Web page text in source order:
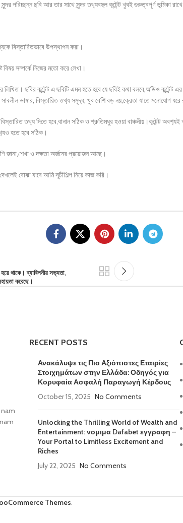
পরিচ্ছন্ন ছবি আর তার সাথে সুন্দর তথ‍্যবহুল কন্টেন্ট খুবই গুরুত্বপূর্ণ ভূমিকা
বিস্তারিতভাবে উপস্থাপন করা।
সম্পর্কে নিজের মতো করে লেখা।
লিখিত। ছবির কন্টেন্ট এ ছবিটি এমন হতে হবে যে ছবিই কথা বলবে,অডিও
ভাষার, বিস্তারিত তথ‍্য সমৃদ্ধ, খুব বেশি বড় নয়,ক্রেতা যাতে মনোযোগ ধরে
বিস্তারিত তথ‍্য দিতে হবে,বানান সঠিক ও শ্রুতিমধুর হওয়া বাঞ্চনীয়।কন্টেন্ট
হতে হবে সঠিক।
জানা,শেখা ও দক্ষতা অর্জনের প্রয়োজন আছে।
বোঝা যাবে আমি সূচীশিল্প নিয়ে কাজ করি।
হয়ে থাকে। ব্যাবিলনীয় সভ্যতা,
করেছে।
RECENT POSTS
Ανακάλυψε τις Πιο Αξιόπιστες Εταιρίες
Στοιχημάτων στην Ελλάδα: Οδηγός για
Κορυφαία Ασφαλή Παραγωγή Κέρδους
October 15, 2025 No Comments
Unlocking the Thrilling World of Wealth and
Entertainment: νομιμα Dafabet εγγραφη –
Your Portal to Limitless Excitement and
Riches
July 22, 2025 No Comments
Themes.